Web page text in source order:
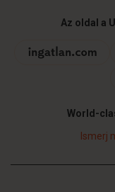
Az oldal a
World-
Ismerj